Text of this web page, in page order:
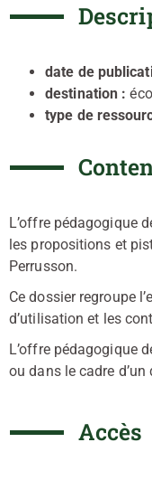
date de
destination :
type de
L’offre pédagogique
les propositions et
Perrusson.
Ce dossier regroupe
d’utilisation et les
L’offre pédagogique
ou dans le cadre
Accès